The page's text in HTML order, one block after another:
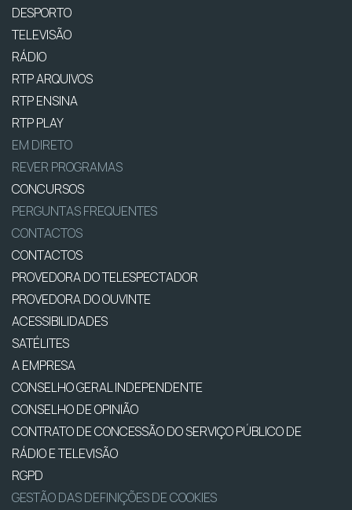
DESPORTO
TELEVISÃO
RÁDIO
RTP ARQUIVOS
RTP ENSINA
RTP PLAY
EM DIRETO
REVER PROGRAMAS
CONCURSOS
PERGUNTAS FREQUENTES
CONTACTOS
CONTACTOS
PROVEDORA DO TELESPECTADOR
PROVEDORA DO OUVINTE
ACESSIBILIDADES
SATÉLITES
A EMPRESA
CONSELHO GERAL INDEPENDENTE
CONSELHO DE OPINIÃO
CONTRATO DE CONCESSÃO DO SERVIÇO PÚBLICO DE
RÁDIO E TELEVISÃO
RGPD
GESTÃO DAS DEFINIÇÕES DE COOKIES